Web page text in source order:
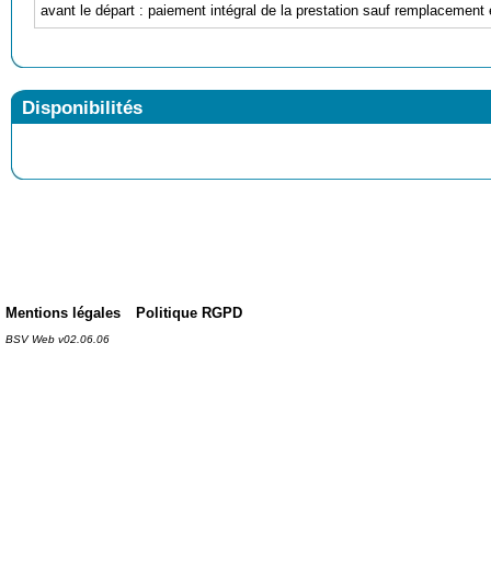
avant le départ : paiement intégral de la prestation sauf
Disponibilités
Mentions légales Politique RGPD
BSV Web v02.06.06